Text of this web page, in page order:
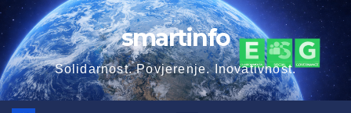
Skip
to
content
smartinfo
Solidarnost. Povjerenje. Inovativnost.